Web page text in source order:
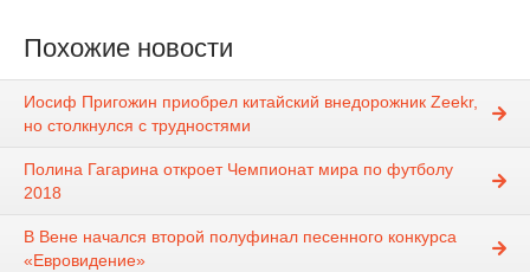
Похожие новости
Иосиф Пригожин приобрел китайский внедорожник Zeekr,
но столкнулся с трудностями
Полина Гагарина откроет Чемпионат мира по футболу
2018
В Вене начался второй полуфинал песенного конкурса
«Евровидение»